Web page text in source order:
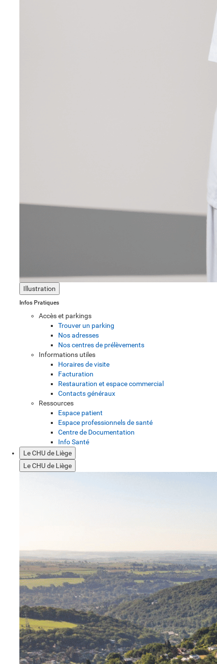
Illustration
Infos Pratiques
Accès et parkings
Trouver un parking
Nos adresses
Nos centres de prélèvements
Informations utiles
Horaires de visite
Facturation
Restauration et espace commercial
Contacts généraux
Ressources
Espace patient
Espace professionnels de santé
Centre de Documentation
Info Santé
Le CHU de Liège
Le CHU de Liège